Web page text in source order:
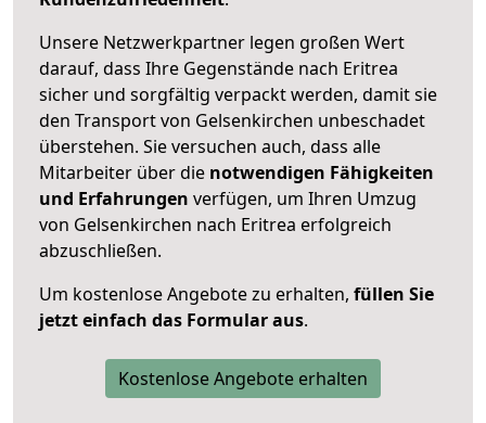
Unsere Netzwerkpartner legen großen Wert
darauf, dass Ihre Gegenstände nach Eritrea
sicher und sorgfältig verpackt werden, damit sie
den Transport von Gelsenkirchen unbeschadet
überstehen. Sie versuchen auch, dass alle
Mitarbeiter über die notwendigen Fähigkeiten
und Erfahrungen verfügen, um Ihren Umzug
von Gelsenkirchen nach Eritrea erfolgreich
abzuschließen.
Um kostenlose Angebote zu erhalten, füllen Sie
jetzt einfach das Formular aus.
Kostenlose Angebote erhalten